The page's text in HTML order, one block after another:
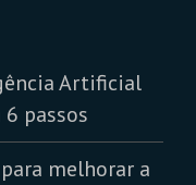
Artificial
passos
melhorar a